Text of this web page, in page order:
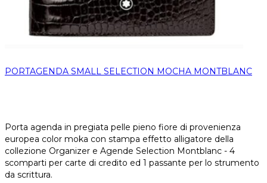
PORTAGENDA SMALL SELECTION MOCHA MONTBLANC
Porta agenda in pregiata pelle pieno fiore di provenienza
europea color moka con stampa effetto alligatore della
collezione Organizer e Agende Selection Montblanc - 4
scomparti per carte di credito ed 1 passante per lo strumento
da scrittura.